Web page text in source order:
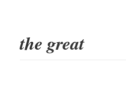
the great